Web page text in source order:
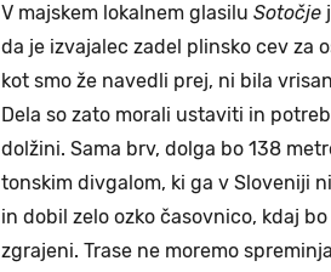
V majskem lokalnem glasilu Sotočje
da je izvajalec zadel plinsko cev za
kot smo že navedli prej, ni bila
Dela so zato morali ustaviti in
dolžini. Sama brv, dolga bo 138
tonskim divgalom, ki ga v Sloveniji
in dobil zelo ozko časovnico, kdaj
zgrajeni. Trase ne moremo